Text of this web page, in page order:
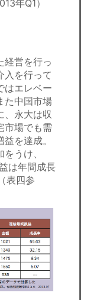
年Q1）
営を行っ
入を行って
はエレベー
た中国市場
、永大は収
市場でも需
を達成。
うけ、
は年間成長
表四参